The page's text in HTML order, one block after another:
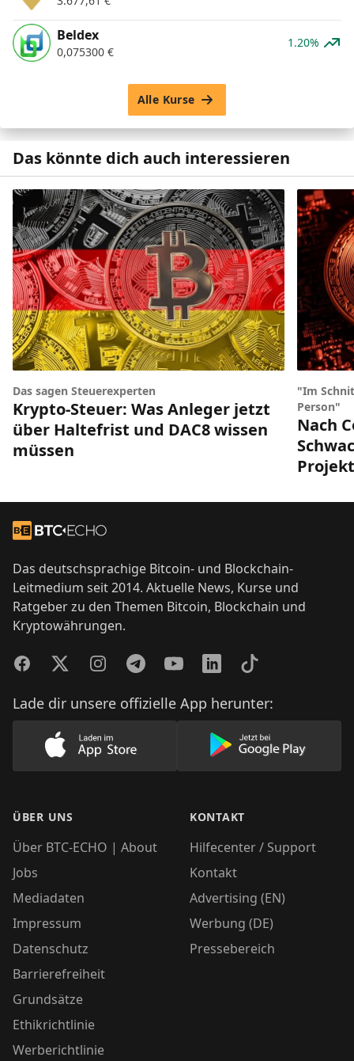
Beldex
0,075300 €
1.20%
Alle Kurse
Das könnte dich auch interessieren
Das sagen Steuerexperten
Krypto-Steuer: Was Anleger jetzt
über Haltefrist und DAC8 wissen
müssen
"Im
Person"
Nach
Zur Startseite
Das deutschsprachige Bitcoin- und Blockchain-
Leitmedium seit 2014. Aktuelle News, Kurse und
Ratgeber zu den Themen Bitcoin, Blockchain und
Kryptowährungen.
FacebookTwitterInstagramTelegramYouTubeLinkedInTikTok
Lade dir unsere offizielle App herunter:
Lade unsere App im AppStore herunter
Lade unsere
ÜBER UNS
Über BTC-ECHO | About
Jobs
Mediadaten
Impressum
Datenschutz
Barrierefreiheit
Grundsätze
Ethikrichtlinie
Werberichtlinie
KONTAKT
Hilfecenter / Support
Kontakt
Advertising (EN)
Werbung (DE)
Pressebereich